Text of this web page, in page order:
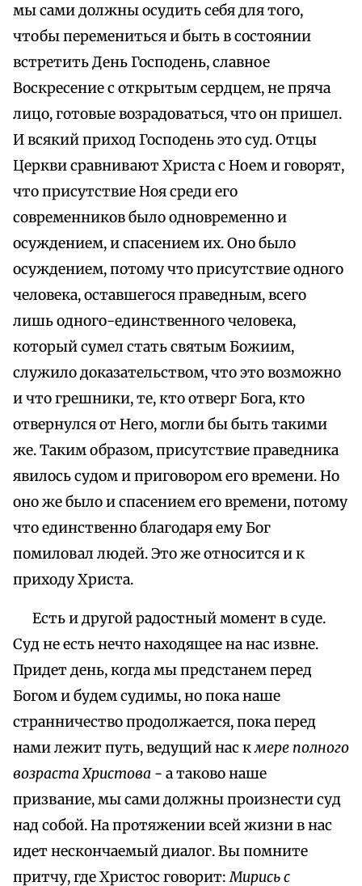
мы сами должны осудить себя для того,
чтобы перемениться и быть в состоянии
встретить День Господень, славное
Воскресение с открытым сердцем, не пряча
лицо, готовые возрадоваться, что он пришел.
И всякий приход Господень это суд. Отцы
Церкви сравнивают Христа с Ноем и говорят,
что присутствие Ноя среди его
современников было одновременно и
осуждением, и спасением их. Оно было
осуждением, потому что присутствие одного
человека, оставшегося праведным, всего
лишь одного-единственного человека,
который сумел стать святым Божиим,
служило доказательством, что это возможно
и что грешники, те, кто отверг Бога, кто
отвернулся от Него, могли бы быть такими
же. Таким образом, присутствие праведника
явилось судом и приговором его времени. Но
оно же было и спасением его времени, потому
что единственно благодаря ему Бог
помиловал людей. Это же относится и к
приходу Христа.
Есть и другой радостный момент в суде.
Суд не есть нечто находящее на нас извне.
Придет день, когда мы предстанем перед
Богом и будем судимы, но пока наше
странничество продолжается, пока перед
нами лежит путь, ведущий нас кмере полного
возраста Христова - а таково наше
призвание, мы сами должны произнести суд
над собой. На протяжении всей жизни в нас
идет нескончаемый диалог. Вы помните
притчу, где Христос говорит:Мирись с